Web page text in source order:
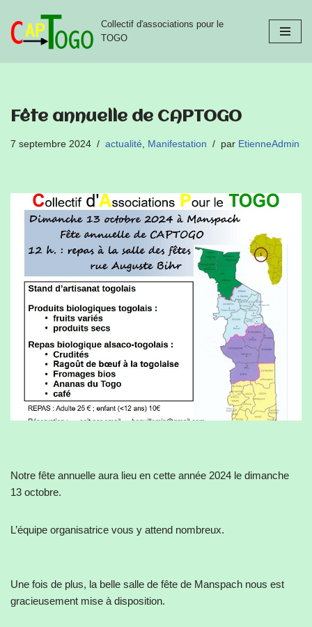
Aller
Collectif d'associations pour le
TOGO
Fête annuelle de CAPTOGO
7 septembre 2024 actualité Manifestation par EtienneAdmin
Notre fête annuelle aura lieu en cette année 2024 le dimanche
13 octobre.
L’équipe organisatrice vous y attend nombreux.
Une fois de plus, la belle salle de fête de Manspach nous est
gracieusement mise à disposition.